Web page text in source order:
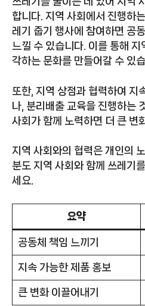
합니다. 지역 사회에서 진행하
레기 줍기 행사에 참여하면 공
느낄 수 있습니다. 이를 통해
각하는 문화를 만들어갈 수 있
또한, 지역 상점과 협력하여 지
나, 분리배출 교육을 진행하는
사회가 함께 노력하면 더 큰 변
지역 사회와의 협력은 개인의
분도 지역 사회와 함께 쓰레기
세요.
요약
공동체 책임 느끼기
지속 가능한 제품 홍보
큰 변화 이끌어내기